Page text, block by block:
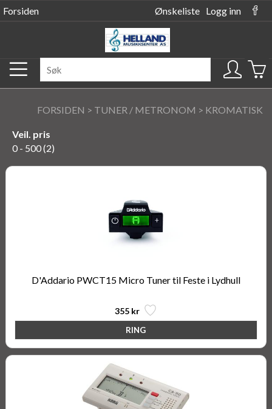
Forsiden Ønskeliste Logg inn
FORSIDEN > TUNER / METRONOM > KROMATISK
Veil. pris
0 - 500 (2)
D'Addario PWCT15 Micro Tuner til Feste i Lydhull
355 kr